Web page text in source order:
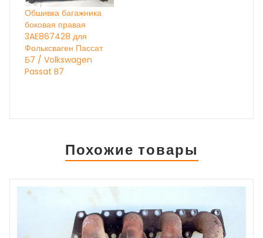
Обшивка багажника
боковая правая
3AE867428 для
Фольксваген Пассат
Б7 / Volkswagen
Passat B7
Похожие товары